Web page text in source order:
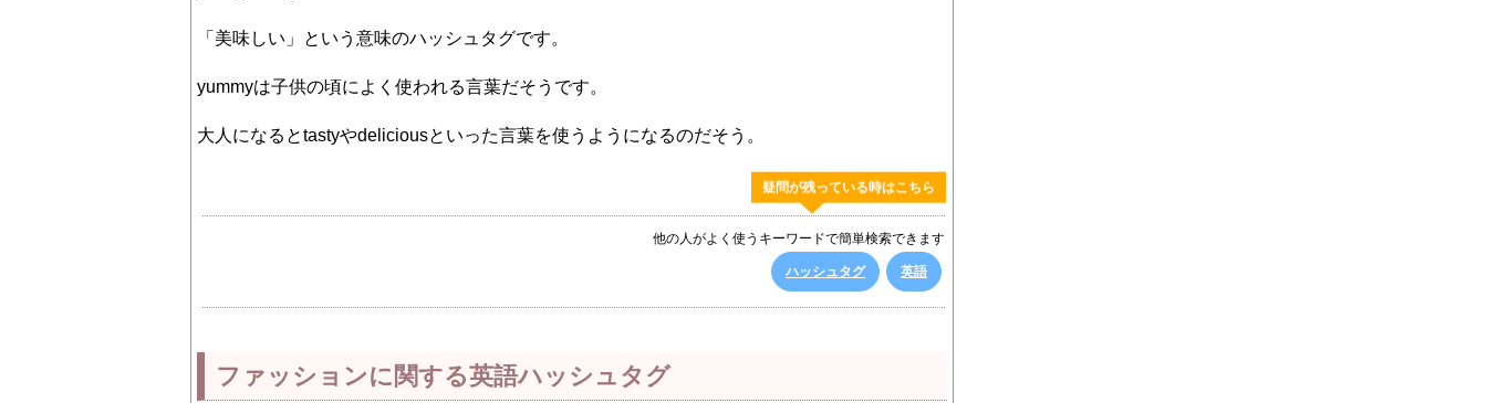
「美味しい」という意味のハッシュタグです。
yummyは子供の頃によく使われる言葉だそうです。
大人になるとtastyやdeliciousといった言葉を使うようになるのだそう。
疑問が残っている時はこちら
他の人がよく使うキーワードで簡単検索できます
ハッシュタグ 英語
ファッションに関する英語ハッシュタグ